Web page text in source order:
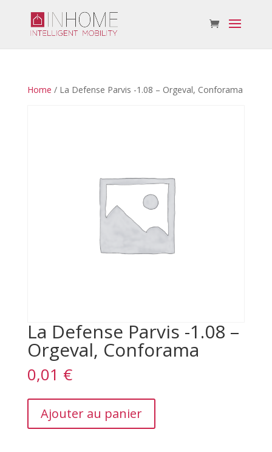
Home / La Defense Parvis -1.08 – Orgeval, Conforama
La Defense Parvis -1.08 –
Orgeval, Conforama
0,01 €
Defense
Ajouter au panier